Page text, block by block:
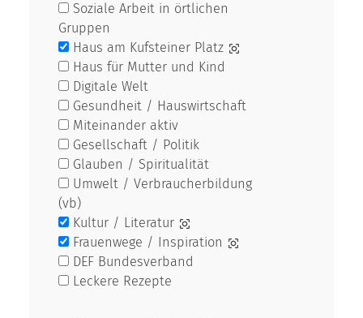
Soziale Arbeit in örtlichen
Gruppen
Haus am Kufsteiner Platz
Haus für Mutter und Kind
Digitale Welt
Gesundheit / Hauswirtschaft
Miteinander aktiv
Gesellschaft / Politik
Glauben / Spiritualität
Umwelt / Verbraucherbildung
(vb)
Kultur / Literatur
Frauenwege / Inspiration
DEF Bundesverband
Leckere Rezepte